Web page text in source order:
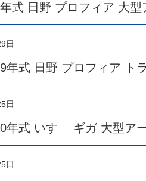
式 日野 プロフィア 大
日
年式 日野 プロフィア ト
日
年式 いすゞ ギガ 大型ア
日